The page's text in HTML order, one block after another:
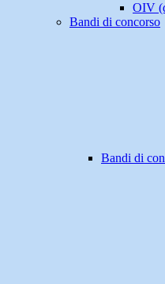
OIV
Bandi di concorso
Bandi di